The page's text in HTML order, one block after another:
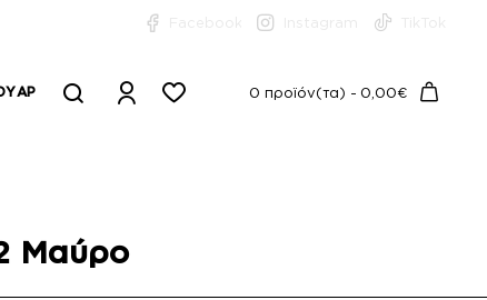
0 προϊόν(τα) - 0,00€
Μαύρο